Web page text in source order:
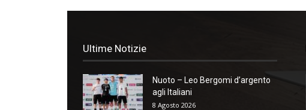
Ultime Notizie
Nuoto – Leo Bergomi d’argento
agli Italiani
8 Agosto 2026